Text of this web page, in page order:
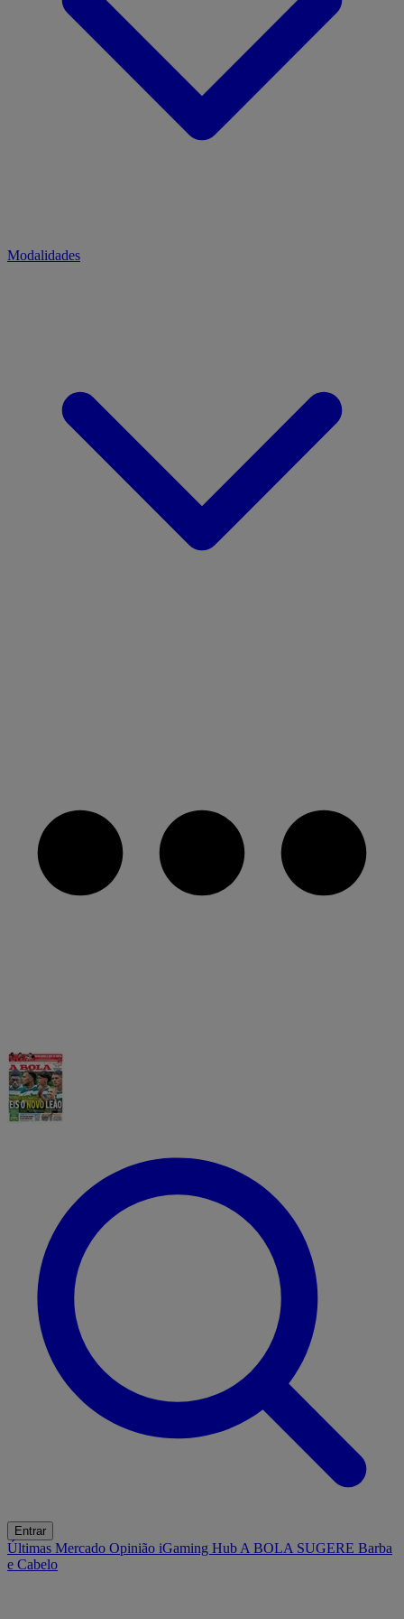
Modalidades
Entrar
Últimas Mercado Opinião iGaming Hub A BOLA SUGERE Barba
e Cabelo